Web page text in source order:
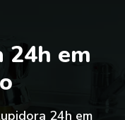
24h em
24h em